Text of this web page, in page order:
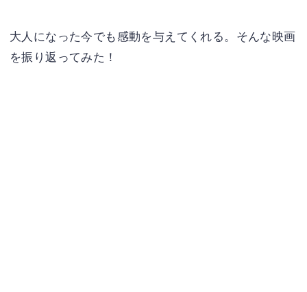
大人になった今でも感動を与えてくれる。そんな映画
を振り返ってみた！